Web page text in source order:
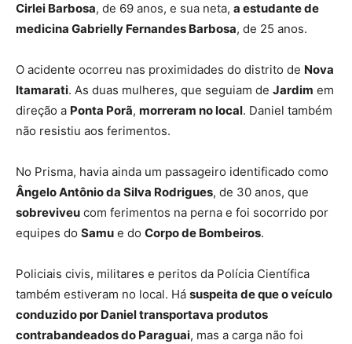
Cirlei Barbosa, de 69 anos, e sua neta, a estudante de
medicina Gabrielly Fernandes Barbosa, de 25 anos.
O acidente ocorreu nas proximidades do distrito de Nova
Itamarati. As duas mulheres, que seguiam de Jardim em
direção a Ponta Porã, morreram no local. Daniel também
não resistiu aos ferimentos.
No Prisma, havia ainda um passageiro identificado como
Ângelo Antônio da Silva Rodrigues, de 30 anos, que
sobreviveu com ferimentos na perna e foi socorrido por
equipes do Samu e do Corpo de Bombeiros.
Policiais civis, militares e peritos da Polícia Científica
também estiveram no local. Há suspeita de que o veículo
conduzido por Daniel transportava produtos
contrabandeados do Paraguai, mas a carga não foi